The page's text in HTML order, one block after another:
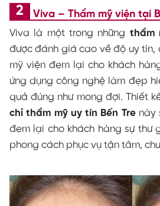
Viva – Thẩm mỹ viện tại
Viva là một trong những thẩm
được đánh giá cao về độ uy tín,
mỹ viện đem lại cho khách
ứng dụng công nghệ làm đẹp
quả đúng như mong đợi. Thiết
chỉ thẩm mỹ uy tín Bến Trenày
đem lại cho khách hàng sự thư
phong cách phục vụ tận tâm,